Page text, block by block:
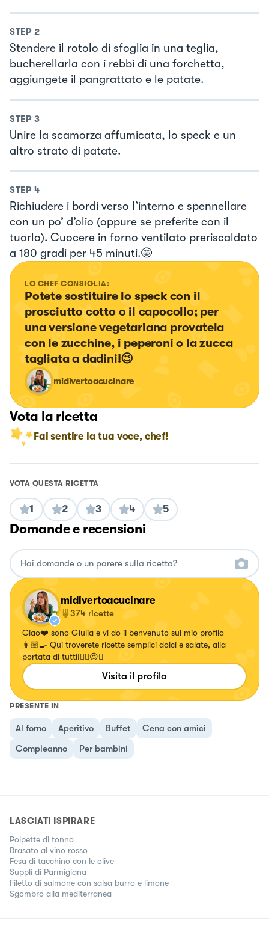
STEP 2
Stendere il rotolo di sfoglia in una teglia,
bucherellarla con i rebbi di una forchetta,
aggiungete il pangrattato e le patate.
STEP 3
Unire la scamorza affumicata, lo speck e un
altro strato di patate.
STEP 4
Richiudere i bordi verso l’interno e spennellare
con un po’ d’olio (oppure se preferite con il
tuorlo). Cuocere in forno ventilato preriscaldato
a 180 gradi per 45 minuti.🤩
LO CHEF CONSIGLIA:
Potete sostituire lo speck con il
prosciutto cotto o il capocollo; per
una versione vegetariana provatela
con le zucchine, i peperoni o la zucca
tagliata a dadini!😉
midivertoacucinare
Vota la ricetta
Fai sentire la tua voce, chef!
VOTA QUESTA RICETTA
1 2 3 4 5
Domande e recensioni
midivertoacucinare
374 ricette
Ciao❤️ sono Giulia e vi do il benvenuto sul mio profilo
👩🏼‍🍳 Qui troverete ricette semplici dolci e salate, alla
portata di tutti!✌🏼😍🍝
Visita il profilo
PRESENTE IN
Al forno Aperitivo Buffet
Cena con amici
Compleanno
Per bambini
LASCIATI ISPIRARE
Polpette di tonno
Brasato al vino rosso
Fesa di tacchino con le olive
Supplì di Parmigiana
Filetto di salmone con salsa burro e limone
Sgombro alla mediterranea